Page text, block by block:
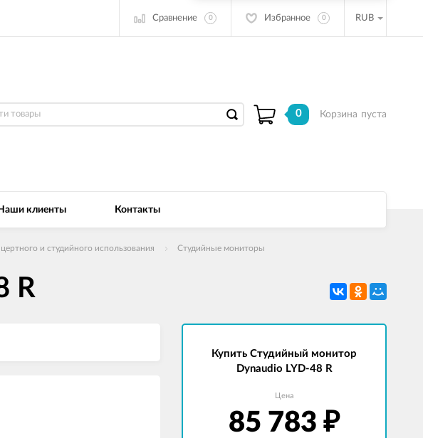
Сравнение 0 Избранное 0 RUB
0 Корзина пуста
Наши клиенты Контакты
и студийного использования Студийные мониторы
R
Купить Студийный монитор
Dynaudio LYD-48 R
Цена
85 783 ₽